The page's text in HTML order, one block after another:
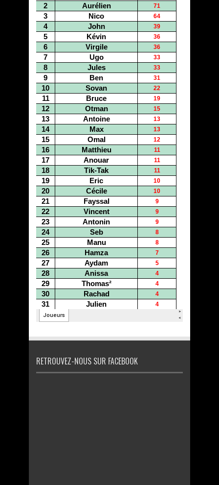
RETROUVEZ-NOUS SUR FACEBOOK